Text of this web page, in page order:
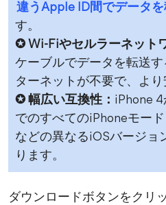
違うApple ID間でデータ
す。
✪ Wi-Fiやセルラーネット
ケーブルでデータを転送
ターネットが不要で、より
✪ 幅広い互換性： iPhone 4
でのすべてのiPhoneモー
などの異なるiOSバージョ
ります。
ダウンロードボタンをクリ